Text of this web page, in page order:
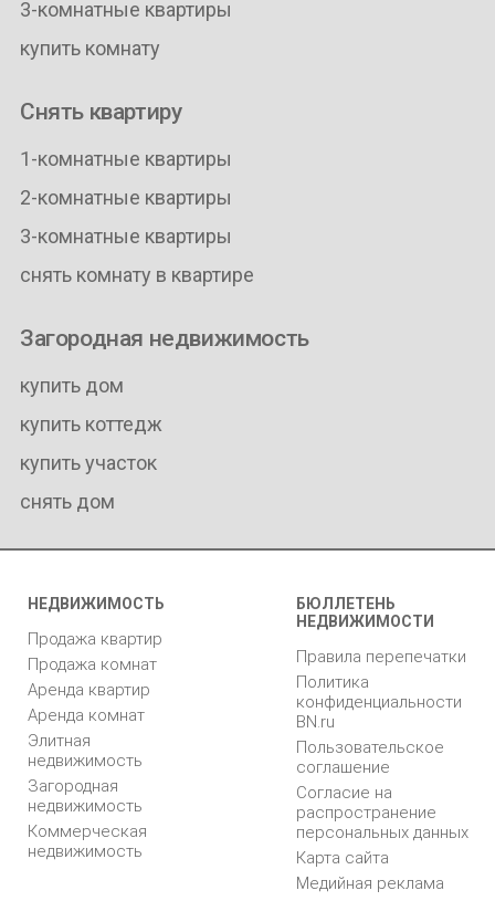
3-комнатные квартиры
купить комнату
Снять квартиру
1-комнатные квартиры
2-комнатные квартиры
3-комнатные квартиры
снять комнату в квартире
Загородная недвижимость
купить дом
купить коттедж
купить участок
снять дом
НЕДВИЖИМОСТЬ
Продажа квартир
Продажа комнат
Аренда квартир
Аренда комнат
Элитная
недвижимость
Загородная
недвижимость
Коммерческая
недвижимость
БЮЛЛЕТЕНЬ
НЕДВИЖИМОСТИ
Правила перепечатки
Политика
конфиденциальности
BN.ru
Пользовательское
соглашение
Согласие на
распространение
персональных данных
Карта сайта
Медийная реклама